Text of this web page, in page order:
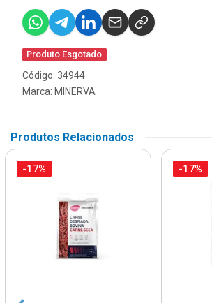
Produto Esgotado
Código: 34944
Marca: MINERVA
Produtos Relacionados
-17% -17%